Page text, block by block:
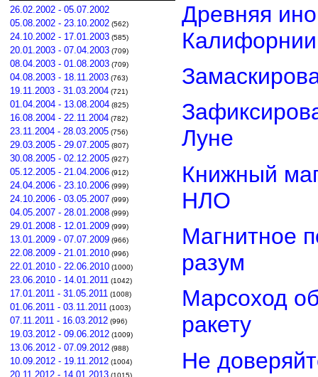
26.02.2002 - 05.07.2002
05.08.2002 - 23.10.2002 (562)
24.10.2002 - 17.01.2003 (585)
20.01.2003 - 07.04.2003 (709)
08.04.2003 - 01.08.2003 (709)
04.08.2003 - 18.11.2003 (763)
19.11.2003 - 31.03.2004 (721)
01.04.2004 - 13.08.2004 (825)
16.08.2004 - 22.11.2004 (782)
23.11.2004 - 28.03.2005 (756)
29.03.2005 - 29.07.2005 (807)
30.08.2005 - 02.12.2005 (927)
05.12.2005 - 21.04.2006 (912)
24.04.2006 - 23.10.2006 (999)
24.10.2006 - 03.05.2007 (999)
04.05.2007 - 28.01.2008 (999)
29.01.2008 - 12.01.2009 (999)
13.01.2009 - 07.07.2009 (966)
22.08.2009 - 21.01.2010 (996)
22.01.2010 - 22.06.2010 (1000)
23.06.2010 - 14.01.2011 (1042)
17.01.2011 - 31.05.2011 (1008)
01.06.2011 - 03.11.2011 (1003)
07.11.2011 - 16.03.2012 (996)
19.03.2012 - 09.06.2012 (1009)
13.06.2012 - 07.09.2012 (988)
10.09.2012 - 19.11.2012 (1004)
20.11.2012 - 14.01.2013 (1015)
Древняя
Калифорнии
Луне
Книжный
НЛО
Магнитное
разум
Марсоход
ракету
Не